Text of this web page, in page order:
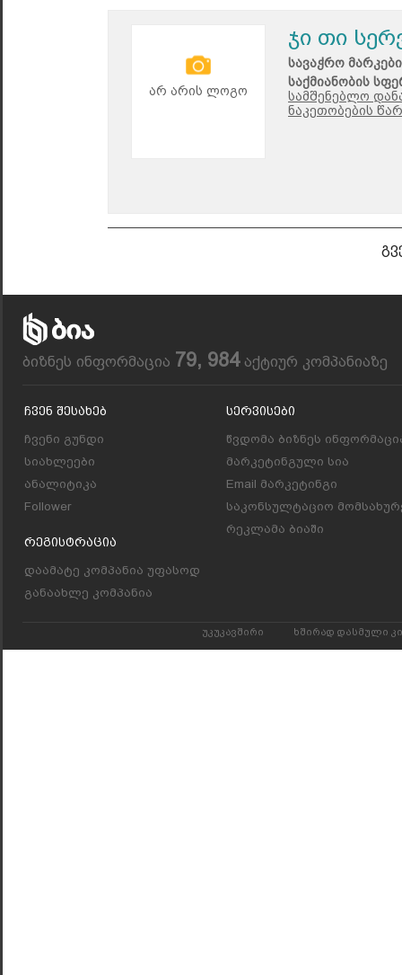
არ არის ლოგო
ჯი თი
სავაჭრო
საქმიანობის
სამშენებლო
ნაკეთობების
ბიზნეს ინფორმაცია 79, 984აქტიურ კომპანიაზე
Ჩვენ Შესახებ
ჩვენი გუნდი
სიახლეები
ანალიტიკა
Follower
Რეგისტრაცია
დაამატე კომპანია უფასოდ
განაახლე კომპანია
Სერვისები
წვდომა ბიზნეს
მარკეტინგული სია
Email მარკეტინგი
საკონსულტაციო
რეკლამა ბიაში
უკუკავშირი ხშირად დასმული